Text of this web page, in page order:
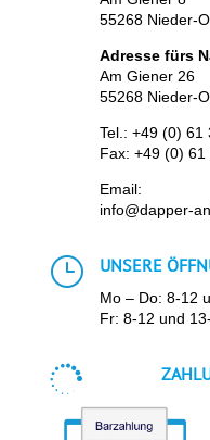
55268 Nieder-
Adresse fürs
Am Giener 26
55268 Nieder-
Tel.: +49 (0) 61
Fax: +49 (0) 61
Email:
info@dapper-
} UNSERE
Mo – Do: 8-12
Fr: 8-12 und
